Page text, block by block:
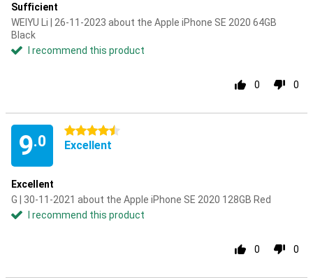
Sufficient
WEIYU Li | 26-11-2023 about the Apple iPhone SE 2020 64GB
Black
I recommend this product
0 0
9.0
4.5 stars
Excellent
Excellent
G | 30-11-2021 about the Apple iPhone SE 2020 128GB Red
I recommend this product
0 0